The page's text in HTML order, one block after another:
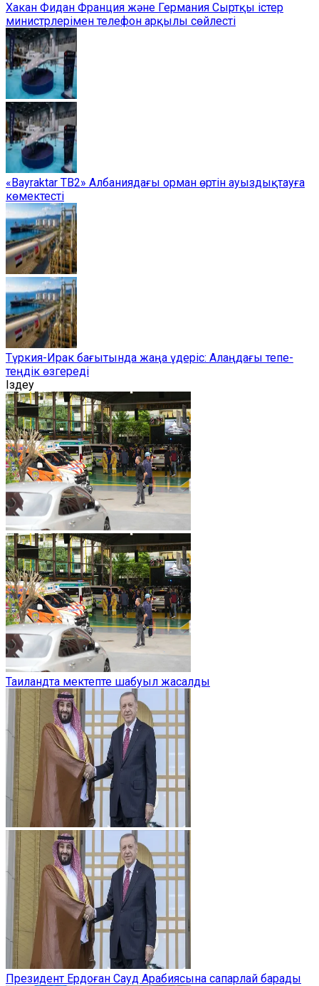
Хакан Фидан Франция және Германия Сыртқы істер
министрлерімен телефон арқылы сөйлесті
«Bayraktar TB2» Албаниядағы орман өртін ауыздықтауға
көмектесті
Түркия-Ирак бағытында жаңа үдеріс: Алаңдағы тепе-
теңдік өзгереді
Іздеу
Таиландта мектепте шабуыл жасалды
Президент Ердоған Сауд Арабиясына сапарлай барады